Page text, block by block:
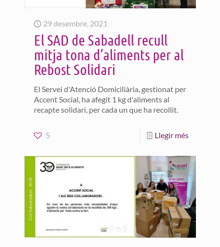
29 desembre, 2021
El SAD de Sabadell recull
mitja tona d’aliments per al
Rebost Solidari
El Servei d'Atenció Domiciliària, gestionat per
Accent Social, ha afegit 1 kg d'aliments al
recapte solidari, per cada un que ha recollit.
5 Llegir més